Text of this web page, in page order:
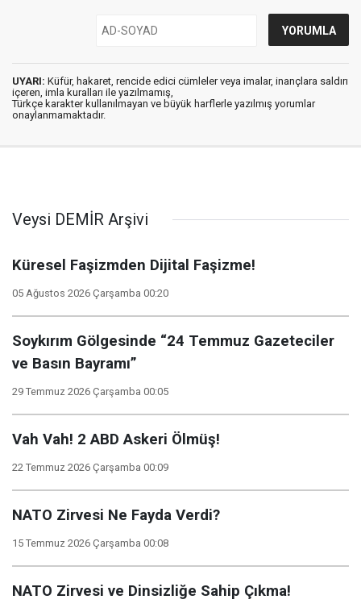
UYARI: Küfür, hakaret, rencide edici cümleler veya imalar, inançlara saldırı
içeren, imla kuralları ile yazılmamış,
Türkçe karakter kullanılmayan ve büyük harflerle yazılmış yorumlar
onaylanmamaktadır.
Veysi DEMİR Arşivi
Küresel Faşizmden Dijital Faşizme!
05 Ağustos 2026 Çarşamba 00:20
Soykırım Gölgesinde “24 Temmuz Gazeteciler
ve Basın Bayramı”
29 Temmuz 2026 Çarşamba 00:05
Vah Vah! 2 ABD Askeri Ölmüş!
22 Temmuz 2026 Çarşamba 00:09
NATO Zirvesi Ne Fayda Verdi?
15 Temmuz 2026 Çarşamba 00:08
NATO Zirvesi ve Dinsizliğe Sahip Çıkma!